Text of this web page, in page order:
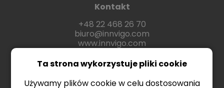
Ta strona wykorzystuje pliki cookie
Używamy plików cookie w celu dostosowania
Kontakt
+48 22 468 26 70
biuro@innvigo.com
www.innvigo.com